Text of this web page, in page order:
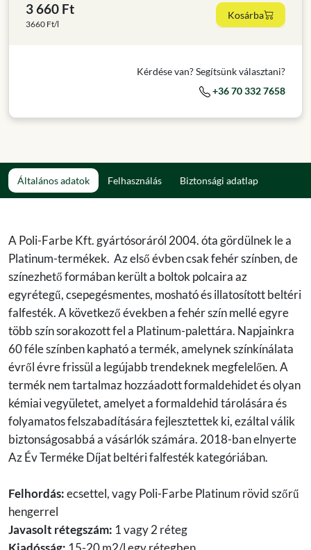
3 660 Ft
3660 Ft/l
Kosárba
Kérdése van? Segítsünk választani?
+36 70 332 7658
Általános adatok Felhasználás Biztonsági adatlap
A Poli-Farbe Kft. gyártósoráról 2004. óta gördülnek le a
Platinum-termékek. Az első évben csak fehér színben, de
színezhető formában került a boltok polcaira az
egyrétegű, csepegésmentes, mosható és illatosított beltéri
falfesték. A következő években a fehér szín mellé egyre
több szín sorakozott fel a Platinum-palettára. Napjainkra
60 féle színben kapható a termék, amelynek színkínálata
évről évre frissül a legújabb trendeknek megfelelően. A
termék nem tartalmaz hozzáadott formaldehidet és olyan
kémiai vegyületet, amelyet a formaldehid tárolására és
folyamatos felszabadítására fejlesztettek ki, ezáltal válik
biztonságosabbá a vásárlók számára. 2018-ban elnyerte
Az Év Terméke Díjat beltéri falfesték kategóriában.
Felhordás:ecsettel, vagy Poli-Farbe Platinum rövid szőrű
hengerrel
Javasolt rétegszám: 1 vagy 2 réteg